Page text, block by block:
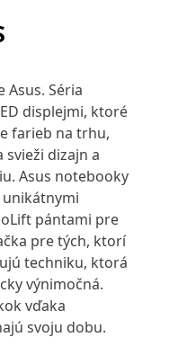
Asus. Séria
displejmi, ktoré
farieb na trhu,
dizajn a
Asus notebooky
pántami pre
pre tých, ktorí
techniku, ktorá
výnimočná.
vďaka
svoju dobu.